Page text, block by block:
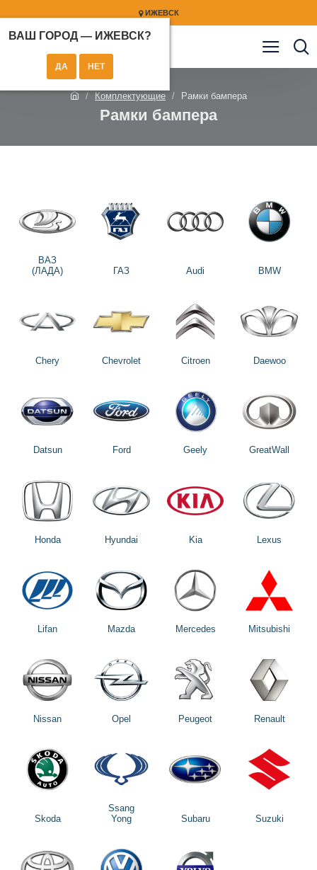
ИЖЕВСК
ВАШ ГОРОД — ИЖЕВСК?
Комплектующие Рамки бампера
Рамки бампера
ВАЗ
(ЛАДА)
ГАЗ Audi BMW
Chery Chevrolet Citroen Daewoo
Datsun Ford Geely GreatWall
Honda Hyundai Kia Lexus
Lifan Mazda Mercedes Mitsubishi
Nissan Opel Peugeot Renault
Skoda
Ssang
Yong
Subaru Suzuki